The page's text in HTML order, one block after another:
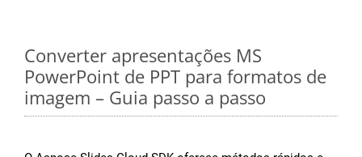
Converter apresentações MS
PowerPoint de PPT para formatos de
imagem – Guia passo a passo